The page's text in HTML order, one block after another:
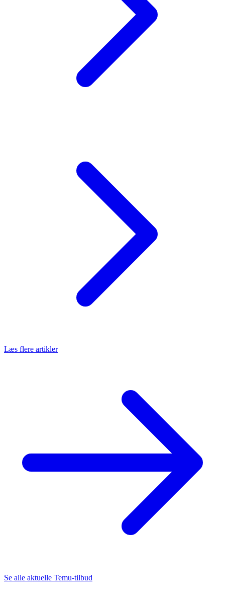
Læs flere artikler
Se alle aktuelle Temu-tilbud